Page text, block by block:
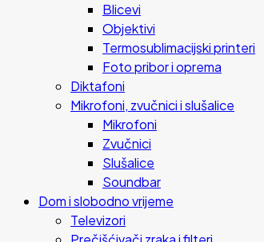
Blicevi
Objektivi
Termosublimacijski printeri
Foto pribor i oprema
Diktafoni
Mikrofoni, zvučnici i slušalice
Mikrofoni
Zvučnici
Slušalice
Soundbar
Dom i slobodno vrijeme
Televizori